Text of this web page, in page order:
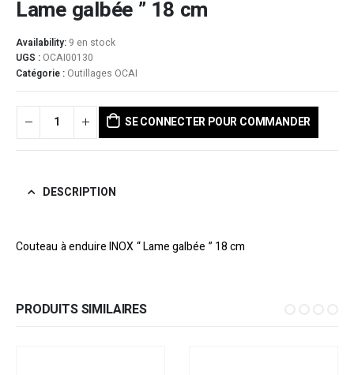
Lame galbée ” 18 cm
Availability: 9 en stock
UGS : OCAI00130
Catégorie : Outillages OCAI
SE CONNECTER POUR COMMANDER
DESCRIPTION
Couteau à enduire INOX “ Lame galbée ” 18 cm
PRODUITS SIMILAIRES